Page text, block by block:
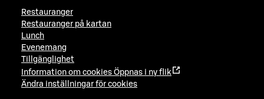
Restauranger
Restauranger på kartan
Lunch
Evenemang
Tillgänglighet
Information om cookies Öppnas i ny flik
Ändra inställningar för cookies